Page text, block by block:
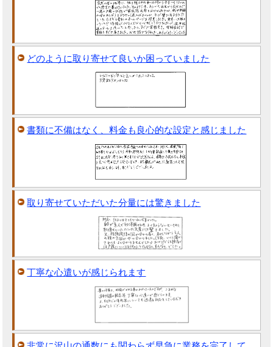
どのように取り寄せて良いか困っていました
書類に不備はなく、料金も良心的な設定と感じました
取り寄せていただいた分量には驚きました
丁寧な心遣いが感じられます